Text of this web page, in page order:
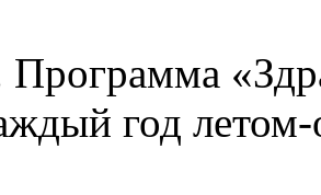
Программа
год